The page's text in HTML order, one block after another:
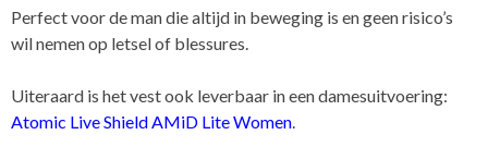
Perfect voor de man die altijd in beweging is en geen risico’s
wil nemen op letsel of blessures.
Uiteraard is het vest ook leverbaar in een damesuitvoering:
Atomic Live Shield AMiD Lite Women